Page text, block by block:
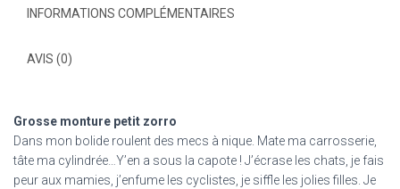
INFORMATIONS COMPLÉMENTAIRES
AVIS (0)
Grosse monture petit zorro
Dans mon bolide roulent des mecs à nique. Mate ma carrosserie,
tâte ma cylindrée…Y’en a sous la capote ! J’écrase les chats, je fais
peur aux mamies, j’enfume les cyclistes, je siffle les jolies filles. Je